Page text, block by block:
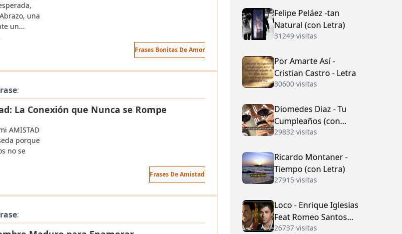
una
un...
Frases Bonitas De Amor
:
La Conexión que Nunca se Rompe
AMISTAD
porque
no se
Frases De Amistad
:
Felipe Peláez -tan
Natural (con Letra)
31249 visitas
Por Amarte Así -
Cristian Castro - Letra
30600 visitas
Diomedes Diaz - Tu
Cumpleaños (con
Letra)
29832 visitas
Ricardo Montaner -
Tiempo (con Letra)
27915 visitas
Loco - Enrique Iglesias
Feat Romeo Santos
(con Letra)
26737 visitas